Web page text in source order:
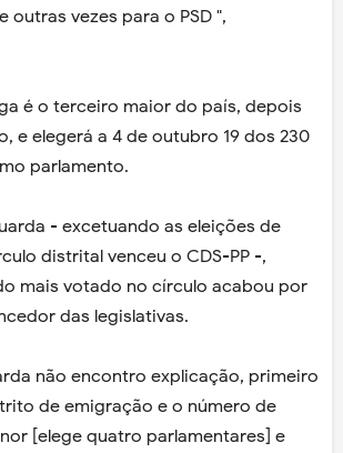
outras vezes para o PSD ",
é o terceiro maior do país, depois
e elegerá a 4 de outubro 19 dos 230
parlamento.
- excetuando as eleições de
distrital venceu o CDS-PP -,
mais votado no círculo acabou por
das legislativas.
não encontro explicação, primeiro
de emigração e o número de
[elege quatro parlamentares] e